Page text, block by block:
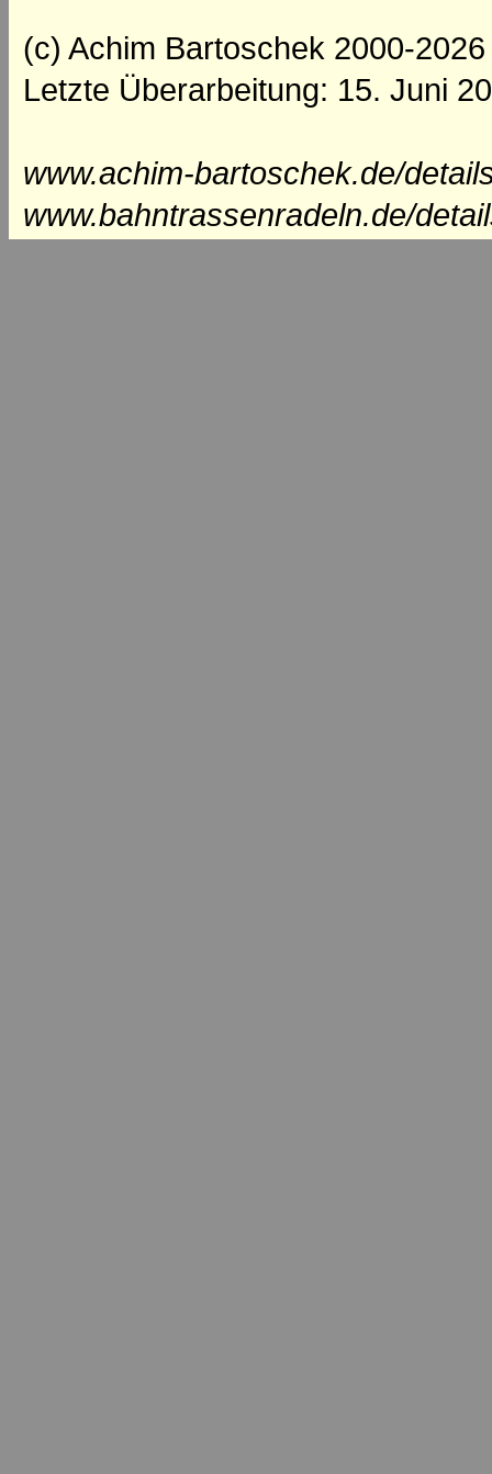
(c) Achim Bartoschek 2000-2026
Letzte Überarbeitung: 15. Juni
www.achim-bartoschek.de/
www.bahntrassenradeln.de/